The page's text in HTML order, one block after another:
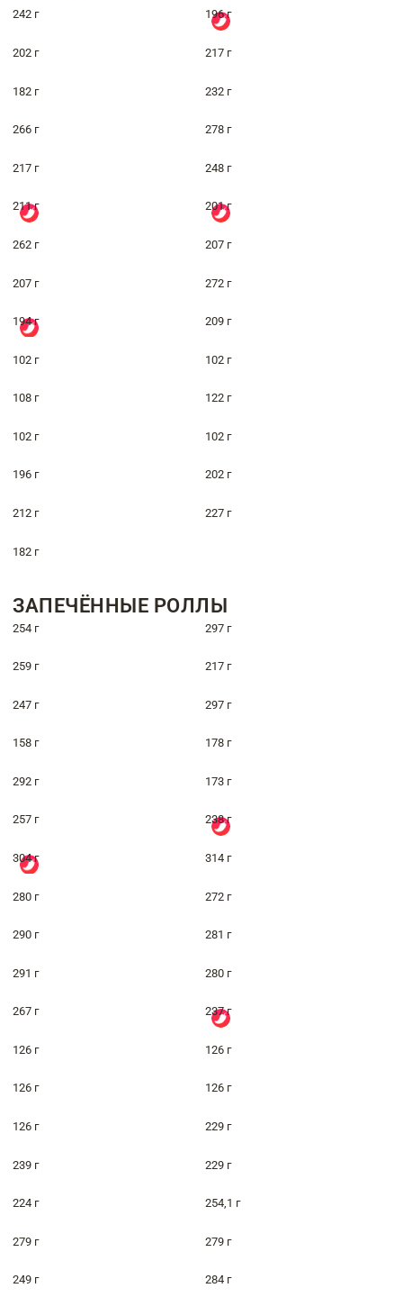
242 г 196 г
202 г 217 г
182 г 232 г
266 г 278 г
217 г 248 г
211 г 201 г
262 г 207 г
207 г 272 г
194 г 209 г
102 г 102 г
108 г 122 г
102 г 102 г
196 г 202 г
212 г 227 г
182 г
ЗАПЕЧЁННЫЕ РОЛЛЫ
254 г 297 г
259 г 217 г
247 г 297 г
158 г 178 г
292 г 173 г
257 г 238 г
304 г 314 г
280 г 272 г
290 г 281 г
291 г 280 г
267 г 237 г
126 г 126 г
126 г 126 г
126 г 229 г
239 г 229 г
224 г 254,1 г
279 г 279 г
249 г 284 г